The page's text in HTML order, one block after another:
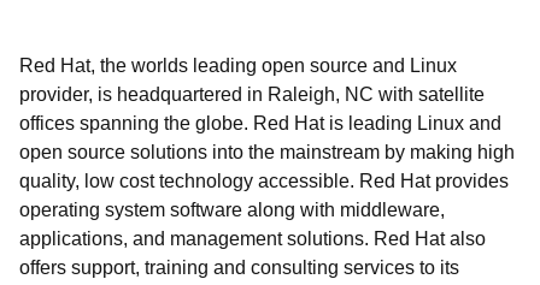
Red Hat, the worlds leading open source and Linux
provider, is headquartered in Raleigh, NC with satellite
offices spanning the globe. Red Hat is leading Linux and
open source solutions into the mainstream by making high
quality, low cost technology accessible. Red Hat provides
operating system software along with middleware,
applications, and management solutions. Red Hat also
offers support, training and consulting services to its